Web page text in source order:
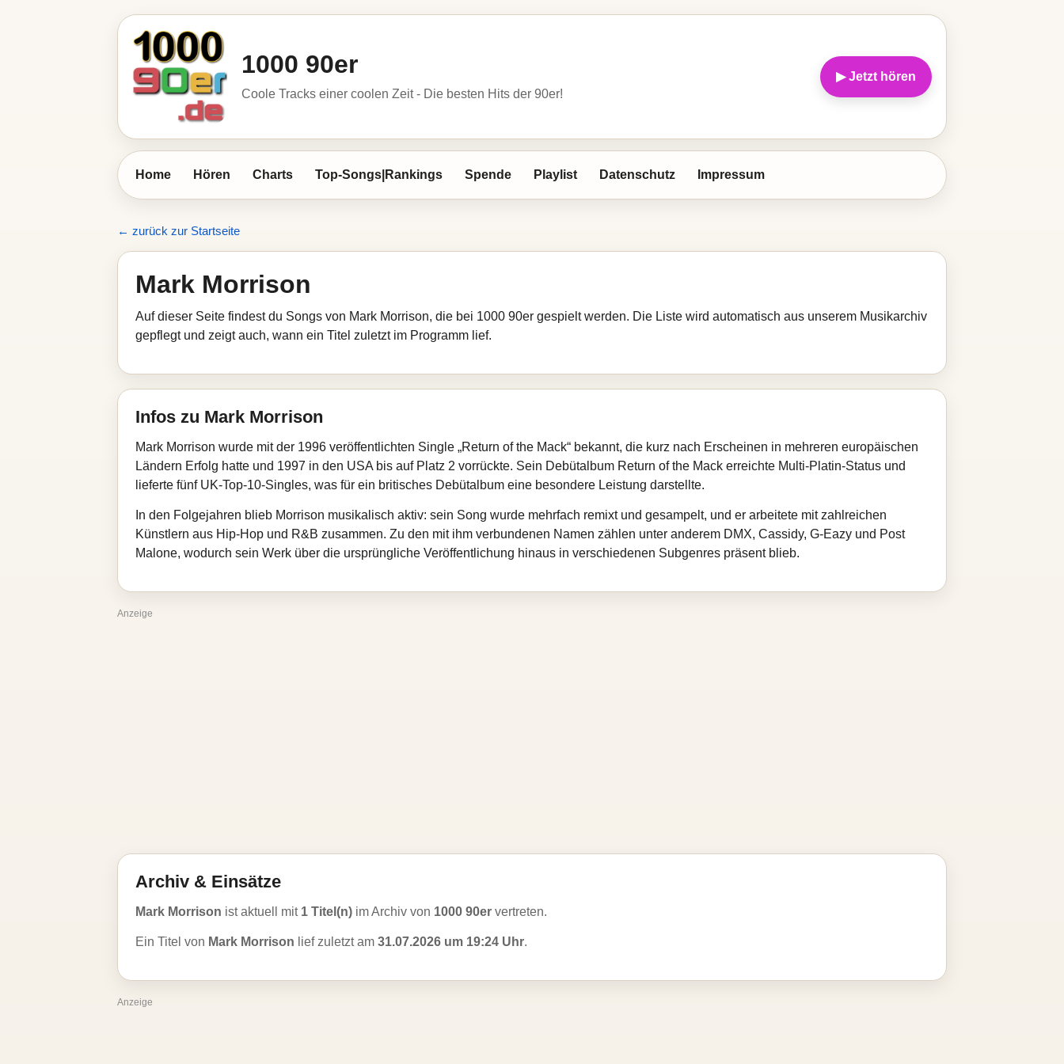
1000 90er
Coole Tracks einer coolen Zeit - Die besten Hits der 90er!
▶ Jetzt hören
Home Hören Charts Top-Songs|Rankings Spende Playlist Datenschutz Impressum
← zurück zur Startseite
Mark Morrison
Auf dieser Seite findest du Songs von Mark Morrison, die bei 1000 90er gespielt werden. Die Liste wird automatisch aus unserem Musikarchiv
gepflegt und zeigt auch, wann ein Titel zuletzt im Programm lief.
Infos zu Mark Morrison
Mark Morrison wurde mit der 1996 veröffentlichten Single „Return of the Mack“ bekannt, die kurz nach Erscheinen in mehreren europäischen
Ländern Erfolg hatte und 1997 in den USA bis auf Platz 2 vorrückte. Sein Debütalbum Return of the Mack erreichte Multi‑Platin‑Status und
lieferte fünf UK‑Top‑10‑Singles, was für ein britisches Debütalbum eine besondere Leistung darstellte.
In den Folgejahren blieb Morrison musikalisch aktiv: sein Song wurde mehrfach remixt und gesampelt, und er arbeitete mit zahlreichen
Künstlern aus Hip‑Hop und R&B zusammen. Zu den mit ihm verbundenen Namen zählen unter anderem DMX, Cassidy, G‑Eazy und Post
Malone, wodurch sein Werk über die ursprüngliche Veröffentlichung hinaus in verschiedenen Subgenres präsent blieb.
Anzeige
Archiv & Einsätze
Mark Morrison ist aktuell mit 1 Titel(n) im Archiv von 1000 90er vertreten.
Ein Titel von Mark Morrison lief zuletzt am 31.07.2026 um 19:24 Uhr.
Anzeige